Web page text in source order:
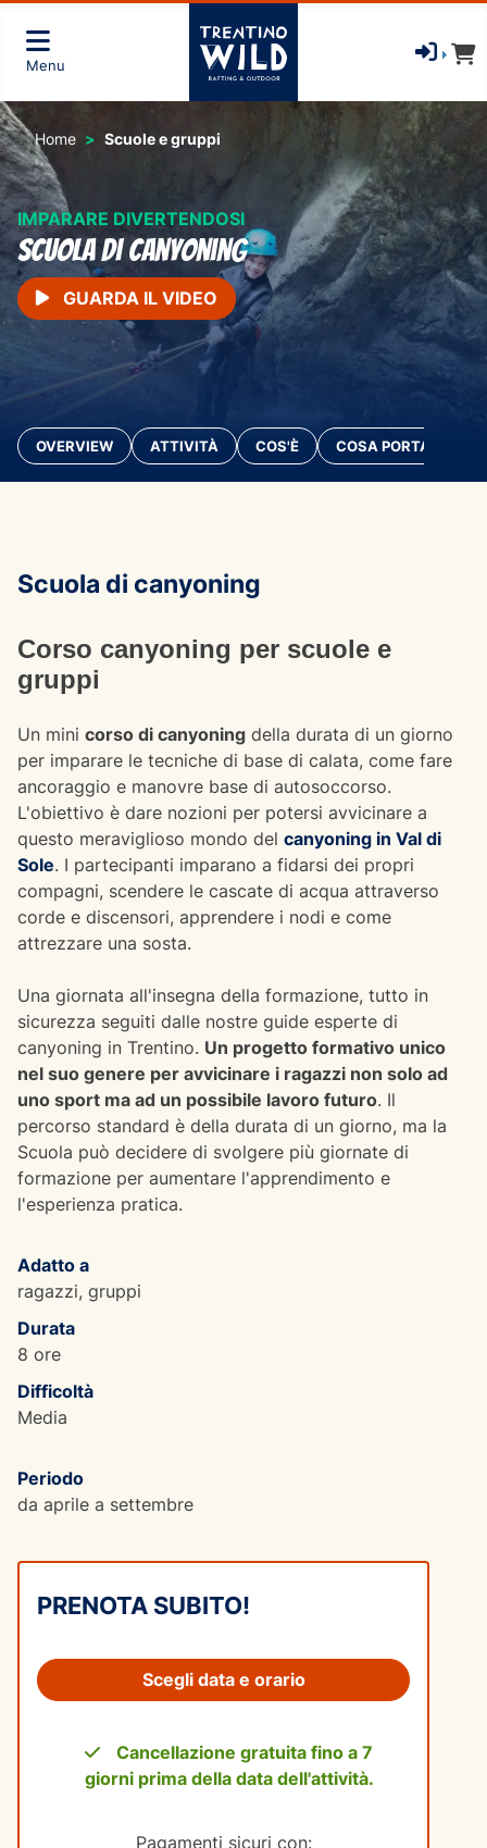
Menu
Home Scuole e gruppi
IMPARARE DIVERTENDOSI
Scuola di Canyoning
GUARDA IL VIDEO
OVERVIEW ATTIVITÀ COS'È COSA PORTARE
Scuola di canyoning
Corso canyoning per scuole e
gruppi
Un mini corso di canyoning della durata di un giorno
per imparare le tecniche di base di calata, come fare
ancoraggio e manovre base di autosoccorso.
L'obiettivo è dare nozioni per potersi avvicinare a
questo meraviglioso mondo del canyoning in Val di
Sole. I partecipanti imparano a fidarsi dei propri
compagni, scendere le cascate di acqua attraverso
corde e discensori, apprendere i nodi e come
attrezzare una sosta.
Una giornata all'insegna della formazione, tutto in
sicurezza seguiti dalle nostre guide esperte di
canyoning in Trentino. Un progetto formativo unico
nel suo genere per avvicinare i ragazzi non solo ad
uno sport ma ad un possibile lavoro futuro. Il
percorso standard è della durata di un giorno, ma la
Scuola può decidere di svolgere più giornate di
formazione per aumentare l'apprendimento e
l'esperienza pratica.
Adatto a
ragazzi, gruppi
Durata
8 ore
Difficoltà
Media
Periodo
da aprile a settembre
PRENOTA SUBITO!
Scegli data e orario
Cancellazione gratuita fino a 7
giorni prima della data dell'attività.
Pagamenti sicuri con: